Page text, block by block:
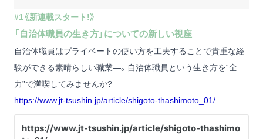
#1《新連載スタート!》
「自治体職員の生き方」についての新しい視座
自治体職員はプライベートの使い方を工夫することで貴重な経
験ができる素晴らしい職業―。自治体職員という生き方を“全
力”で満喫してみませんか?
https://www.jt-tsushin.jp/article/shigoto-thashimoto_01/